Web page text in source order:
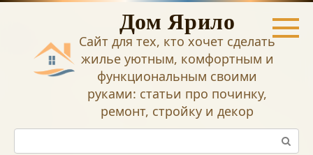
Перейти
Дом Ярило
Сайт для тех, кто хочет сделать
жилье уютным, комфортным и
функциональным своими
руками: статьи про починку,
ремонт, стройку и декор
Поиск: